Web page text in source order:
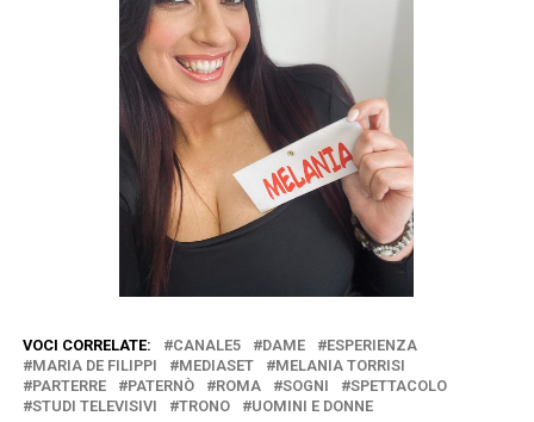
VOCI CORRELATE: CANALE5 DAME
ESPERIENZA
MARIA DE FILIPPI
MEDIASET
MELANIA TORRISI
PARTERRE
PATERNÒ ROMA SOGNI
SPETTACOLO
STUDI TELEVISIVI
TRONO UOMINI E DONNE